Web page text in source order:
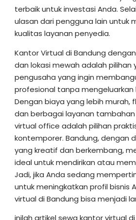
terbaik untuk investasi Anda.
ulasan dari pengguna lain untuk
kualitas layanan penyedia.
Kantor Virtual di Bandung
dan lokasi mewah adalah pilihan
pengusaha yang ingin
profesional tanpa mengeluarkan
Dengan biaya yang lebih murah,
dan berbagai layanan
virtual office adalah pilihan
kontemporer. Bandung, dengan
yang kreatif dan berkembang,
ideal untuk mendirikan atau
Jadi, jika Anda sedang
untuk meningkatkan profil bisnis
virtual di Bandung bisa menjadi
inilah artikel sewa kantor virtual